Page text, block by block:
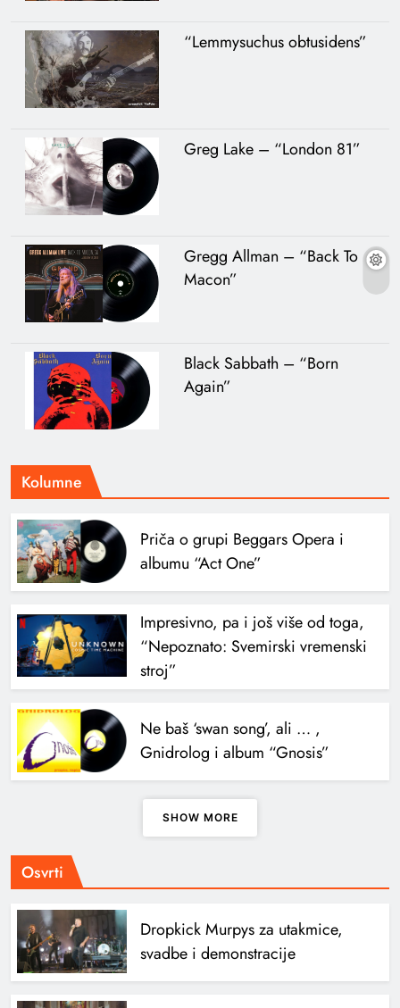
“Lemmysuchus obtusidens”
Greg Lake – “London 81”
Gregg Allman – “Back To
Macon”
Black Sabbath – “Born
Again”
Kolumne
Priča o grupi Beggars Opera i
albumu “Act One”
Impresivno, pa i još više od toga,
“Nepoznato: Svemirski vremenski
stroj”
Ne baš ‘swan song’, ali … ,
Gnidrolog i album “Gnosis”
SHOW MORE
Osvrti
Dropkick Murpys za utakmice,
svadbe i demonstracije